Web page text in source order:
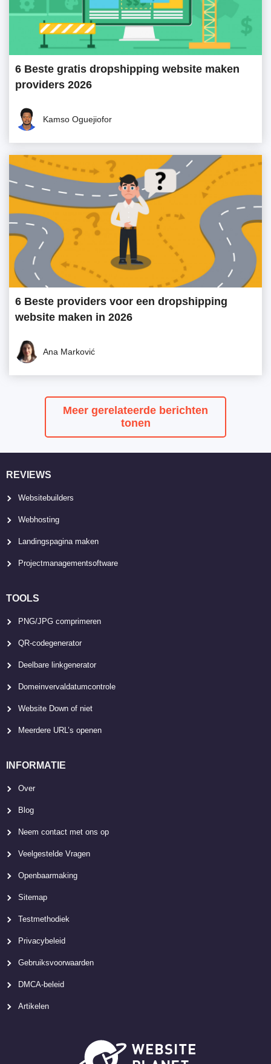
6 Beste gratis dropshipping website maken
providers 2026
Kamso Oguejiofor
6 Beste providers voor een dropshipping
website maken in 2026
Ana Marković
Meer gerelateerde berichten
tonen
REVIEWS
Websitebuilders
Webhosting
Landingspagina maken
Projectmanagementsoftware
TOOLS
PNG/JPG comprimeren
QR-codegenerator
Deelbare linkgenerator
Domeinvervaldatumcontrole
Website Down of niet
Meerdere URL’s openen
INFORMATIE
Over
Blog
Neem contact met ons op
Veelgestelde Vragen
Openbaarmaking
Sitemap
Testmethodiek
Privacybeleid
Gebruiksvoorwaarden
DMCA-beleid
Artikelen